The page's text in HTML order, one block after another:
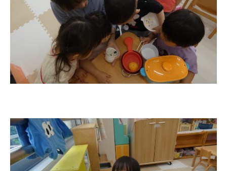
給⾷
課外教室
理事長のことば
教育と保育
年間⾏事
預かり保育［ヒラソル ]